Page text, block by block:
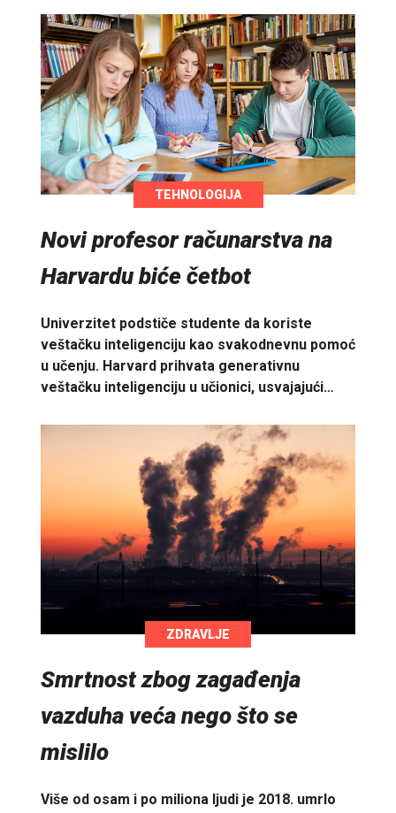
TEHNOLOGIJA
Novi profesor računarstva na
Harvardu biće četbot
Univerzitet podstiče studente da koriste
veštačku inteligenciju kao svakodnevnu pomoć
u učenju. Harvard prihvata generativnu
veštačku inteligenciju u učionici, usvajajući…
ZDRAVLJE
Smrtnost zbog zagađenja
vazduha veća nego što se
mislilo
Više od osam i po miliona ljudi je 2018. umrlo